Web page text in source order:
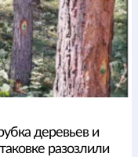
деревьев и
разозлили